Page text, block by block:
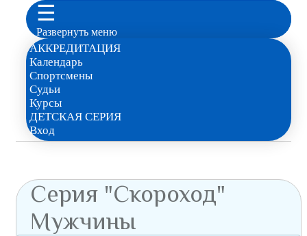
☰
Развернуть меню
АККРЕДИТАЦИЯ
Календарь
Спортсмены
Судьи
Курсы
ДЕТСКАЯ СЕРИЯ
Вход
Серия "Скороход"
Мужчины